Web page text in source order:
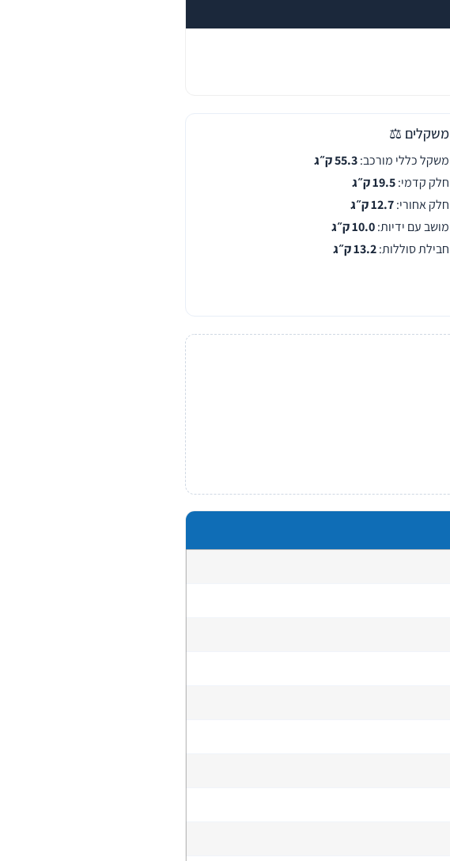
משקלים ⚖️
משקל כללי מורכב:55.3 ק״ג
חלק קדמי:19.5 ק״ג
חלק אחורי:12.7 ק״ג
מושב עם ידיות:10.0 ק״ג
חבילת סוללות:13.2 ק״ג